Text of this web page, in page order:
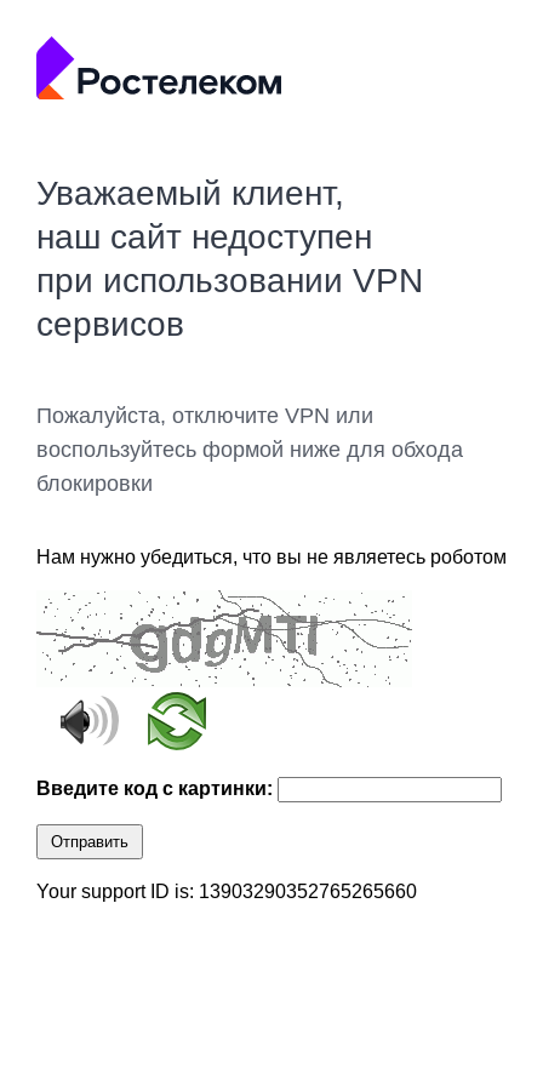
Уважаемый клиент,
наш сайт недоступен
при использовании VPN
сервисов
Пожалуйста, отключите VPN или
воспользуйтесь формой ниже для обхода
блокировки
Нам нужно убедиться, что вы не являетесь роботом
Введите код с картинки:
Отправить
Your support ID is: 13903290352765265660